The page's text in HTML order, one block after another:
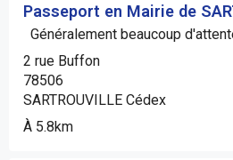
Passeport en Mairie de
Généralement beaucoup
2 rue Buffon
78506
SARTROUVILLE Cédex
À 5.8km